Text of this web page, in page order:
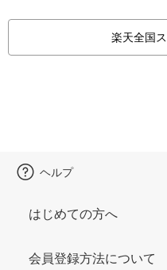
楽天全国
ヘルプ
はじめての方へ
会員登録方法について